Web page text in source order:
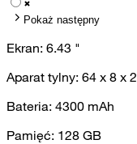
Pokaż następny
Ekran: 6.43 "
Aparat tylny: 64 x 8 x 2
Bateria: 4300 mAh
Pamięć: 128 GB